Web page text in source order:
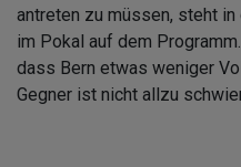
antreten zu müssen, steht
im Pokal auf dem
dass Bern etwas weniger
Gegner ist nicht allzu